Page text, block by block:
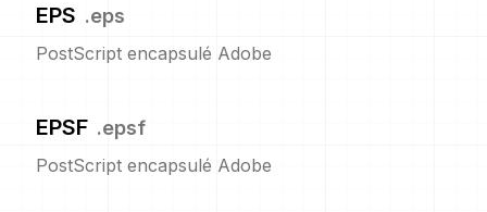
EPS .eps
PostScript encapsulé Adobe
EPSF .epsf
PostScript encapsulé Adobe